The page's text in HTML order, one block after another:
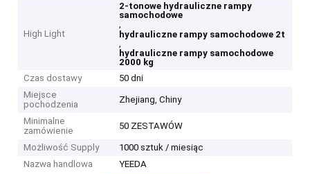
High Light
2-tonowe hydrauliczne rampy
samochodowe
,
hydrauliczne rampy samochodowe 2t
,
hydrauliczne rampy samochodowe
2000 kg
Czas dostawy
50 dni
Miejsce
pochodzenia
Zhejiang, Chiny
Minimalne
zamówienie
50 ZESTAWÓW
Możliwość Supply
1000 sztuk / miesiąc
Nazwa handlowa
YEEDA